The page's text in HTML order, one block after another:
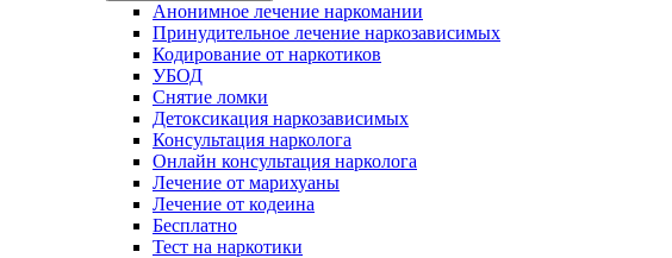
Анонимное лечение наркомании
Принудительное лечение наркозависимых
Кодирование от наркотиков
УБОД
Снятие ломки
Детоксикация наркозависимых
Консультация нарколога
Онлайн консультация нарколога
Лечение от марихуаны
Лечение от кодеина
Бесплатно
Тест на наркотики